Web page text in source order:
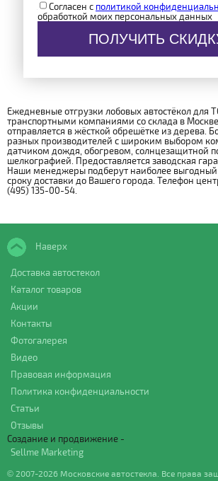
Согласен с политикой
обработкой моих персональных данных
ПОЛУЧИТЬ
Ежедневные отгрузки лобовых автостёкол для
транспортными компаниями со склада в
отправляется в жёсткой обрешётке из дерева.
разных производителей с широким выбором
датчиком дождя, обогревом, солнцезащитной
шелкографией. Предоставляется заводская
Наши менеджеры подберут наиболее выгодный
сроку доставки до Вашего города. Телефон
(495) 135-00-54.
Наверх
Доставка автостекол
Каталог товаров
Акции
Контакты
Фотогалерея
Видео
Правовая информация
Политика конфиденциальности
Статьи
Отзывы
Создание и продвижение -
Sellme Marketing
© 2007-2026 Московские автостекла. Все права